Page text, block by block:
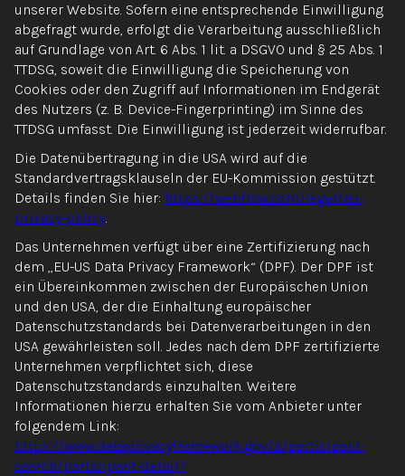
unserer Website. Sofern eine entsprechende Einwilligung
abgefragt wurde, erfolgt die Verarbeitung ausschließlich
auf Grundlage von Art. 6 Abs. 1 lit. a DSGVO und § 25 Abs. 1
TTDSG, soweit die Einwilligung die Speicherung von
Cookies oder den Zugriff auf Informationen im Endgerät
des Nutzers (z. B. Device-Fingerprinting) im Sinne des
TTDSG umfasst. Die Einwilligung ist jederzeit widerrufbar.
Die Datenübertragung in die USA wird auf die
Standardvertragsklauseln der EU-Kommission gestützt.
Details finden Sie hier: https://webflow.com/legal/eu-
privacy-policy.
Das Unternehmen verfügt über eine Zertifizierung nach
dem „EU-US Data Privacy Framework“ (DPF). Der DPF ist
ein Übereinkommen zwischen der Europäischen Union
und den USA, der die Einhaltung europäischer
Datenschutzstandards bei Datenverarbeitungen in den
USA gewährleisten soll. Jedes nach dem DPF zertifizierte
Unternehmen verpflichtet sich, diese
Datenschutzstandards einzuhalten. Weitere
Informationen hierzu erhalten Sie vom Anbieter unter
folgendem Link:
https://www.dataprivacyframework.gov/s/participant-
search/participant-detail?